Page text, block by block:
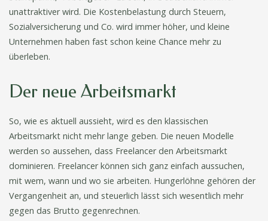
unattraktiver wird. Die Kostenbelastung durch Steuern,
Sozialversicherung und Co. wird immer höher, und kleine
Unternehmen haben fast schon keine Chance mehr zu
überleben.
Der neue Arbeitsmarkt
So, wie es aktuell aussieht, wird es den klassischen
Arbeitsmarkt nicht mehr lange geben. Die neuen Modelle
werden so aussehen, dass Freelancer den Arbeitsmarkt
dominieren. Freelancer können sich ganz einfach aussuchen,
mit wem, wann und wo sie arbeiten. Hungerlöhne gehören der
Vergangenheit an, und steuerlich lässt sich wesentlich mehr
gegen das Brutto gegenrechnen.